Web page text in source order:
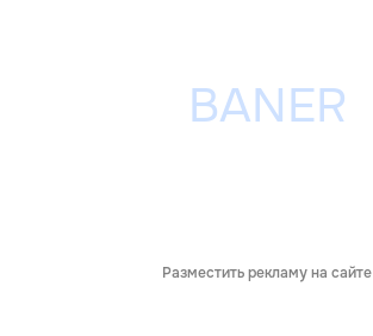
Разместить рекламу на сайте